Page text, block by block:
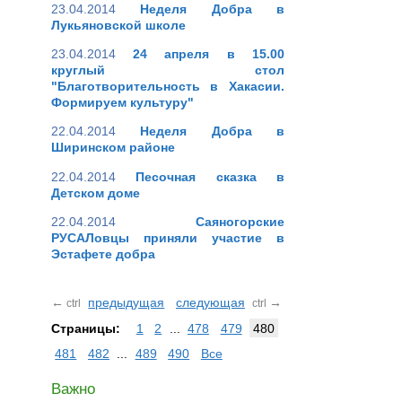
23.04.2014
Неделя Добра в
Лукьяновской школе
23.04.2014
24 апреля в 15.00
круглый стол
"Благотворительность в Хакасии.
Формируем культуру"
22.04.2014
Неделя Добра в
Ширинском районе
22.04.2014
Песочная сказка в
Детском доме
22.04.2014
Саяногорские
РУСАЛовцы приняли участие в
Эстафете добра
← ctrl предыдущая следующая ctrl →
Страницы:
1 2 478 479
480
481
482 489 490 Все
Важно